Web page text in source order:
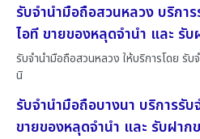
รับจำนำมือถือสวนหลวง บริกา
ไอที ขายของหลุดจำนำ และ รั
รับจำนำมือถือสวนหลวง ให้บริการโดย รั
นิ
รับจำนำมือถือบางนา บริการรั
ขายของหลุดจำนำ และ รับฝา